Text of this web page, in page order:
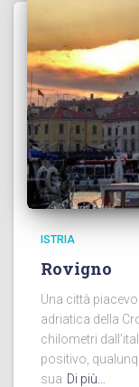
ISTRIA
Rovigno
Una città
adriatica della
chilometri
positivo,
sua Di più…